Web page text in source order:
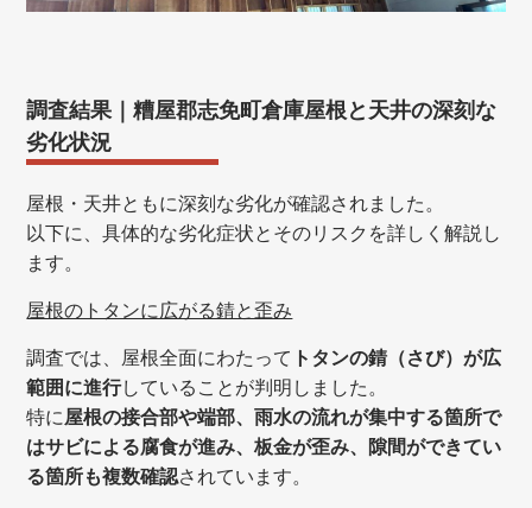
調査結果｜糟屋郡志免町倉庫屋根と天井の深刻な
劣化状況
屋根・天井ともに深刻な劣化が確認されました。
以下に、具体的な劣化症状とそのリスクを詳しく解説し
ます。
屋根のトタンに広がる錆と歪み
調査では、屋根全面にわたって トタンの錆（さび）が広
範囲に進行していることが判明しました。
特に屋根の接合部や端部、雨水の流れが集中する箇所で
はサビによる腐食が進み、板金が歪み、隙間ができてい
る箇所も複数確認されています。